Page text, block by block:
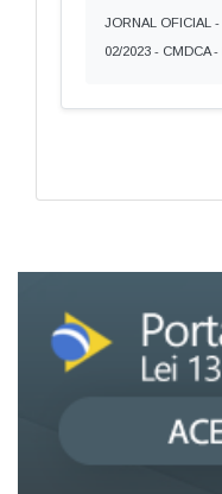
JORNAL OFICIAL
02/2023 - CMDCA